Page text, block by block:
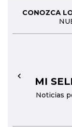
CONOZCA
MI
Noticias
←